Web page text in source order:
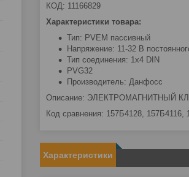
КОД: 11166829
Характеристики товара:
Тип: PVEM пассивный
Напряжение: 11-32 В
Тип соединения: 1x4 DIN
PVG32
Производитель: Данфосс
Описание: ЭЛЕКТРОМАГНИТНЫЙ
Код сравнения: 157Б4128, 157Б4116,
Характеристики